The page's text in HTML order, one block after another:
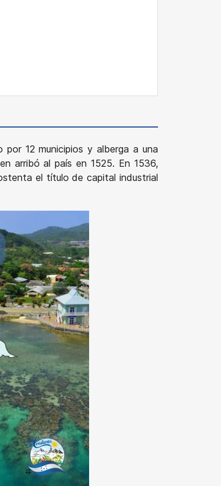
12 municipios y alberga a una
arribó al país en 1525. En 1536,
el título de capital industrial